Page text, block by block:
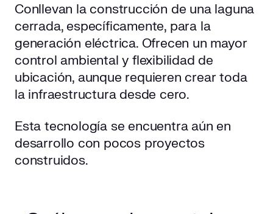
Conllevan la construcción de una laguna
cerrada, específicamente, para la
generación eléctrica. Ofrecen un mayor
control ambiental y flexibilidad de
ubicación, aunque requieren crear toda
la infraestructura desde cero.
Esta tecnología se encuentra aún en
desarrollo con pocos proyectos
construidos.